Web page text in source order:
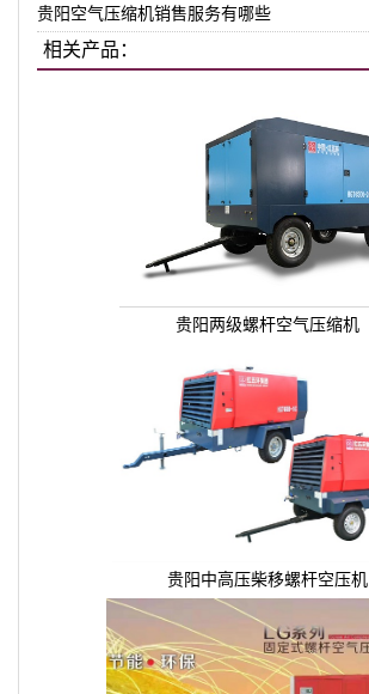
贵阳空气压缩机销售服务有哪些
相关产品：
贵阳两级螺杆空气压缩机
贵阳中高压柴移螺杆空压机